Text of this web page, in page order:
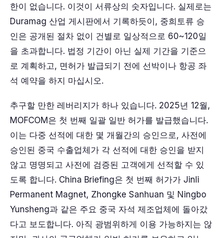
한이 없습니다. 이것이 서류상의 숫자입니다. 실제로는
Duramag 산업 게시판에서 기록하듯이, 중희토류 승
인은 공개된 절차 없이 건별로 일상적으로 60~120일
을 초과합니다. 법정 기간이 아닌 실제 기간을 기준으
로 계획하고, 면허가 발급되기 전에 선박이나 항공 좌
석 예약을 하지 마십시오.
추구할 만한 레버리지가 하나 있습니다. 2025년 12월,
MOFCOM은 첫 번째 일괄 일반 허가를 발급했습니다.
이는 다중 선적에 대한 몇 개월간의 승인으로, 사전에
승인된 중국 수출업체가 각 선적에 대한 승인을 받지
않고 명명되고 사전에 검증된 고객에게 선적할 수 있
도록 합니다. China Briefing은 첫 번째 허가가 Jinli
Permanent Magnet, Zhongke Sanhuan 및 Ningbo
Yunsheng과 같은 주요 중국 자석 제조업체에 돌아갔
다고 보도합니다. 아직 광범위하게 이용 가능하지는 않